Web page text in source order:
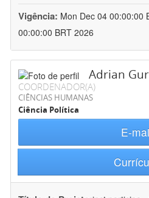
Vigência: Mon Dec 04 00:00:00
00:00:00 BRT 2026
Adrian
COORDENADOR(A)
CIÊNCIAS HUMANAS
Ciência Política
E-